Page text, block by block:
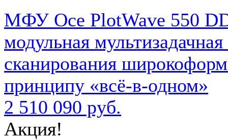
МФУ Oce PlotWave 550
модульная
сканирования
принципу «всё-в-одном»
2 510 090 руб.
Акция!